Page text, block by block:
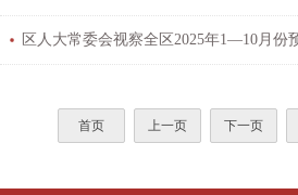
增政府债券资金安排 及年度预算...
区人大常委会视察全区2025年1—10月份
首页 上一页 下一页